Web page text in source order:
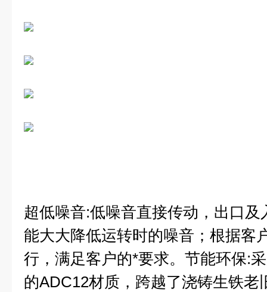
超低噪音:低噪音直接传动，出口
能大大降低运转时的噪音；根据客
行，满足客户的*要求。 节能环保:
的ADC12材质，跨越了浇铸生铁老